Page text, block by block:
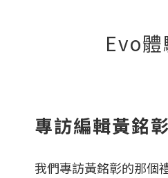
Evo
專訪編輯黃銘
我們專訪黃銘彰的那個